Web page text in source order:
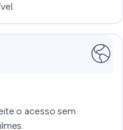
o acesso sem